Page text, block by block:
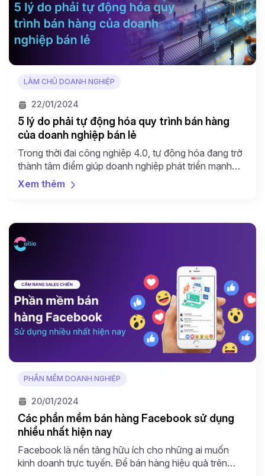
LÀM CHỦ DOANH NGHIỆP
22/01/2024
5 lý do phải tự động hóa quy trình bán hàng
của doanh nghiệp bán lẻ
Trong thời đại công nghiệp 4.0, tự động hóa đang trở
thành tâm điểm giúp doanh nghiệp phát triển mạnh
mẽ, và vai trò của nó trong quy trình bán hàng không
thể phủ nhận. Tự động hóa quy trình bán hàng của
Xem thêm
PHẦN MỀM DOANH NGHIỆP
20/01/2024
Các phần mềm bán hàng Facebook sử dụng
nhiều nhất hiện nay
Facebook là nền tảng hữu ích cho những ai muốn
kinh doanh trực tuyến. Để bán hàng hiệu quả trên